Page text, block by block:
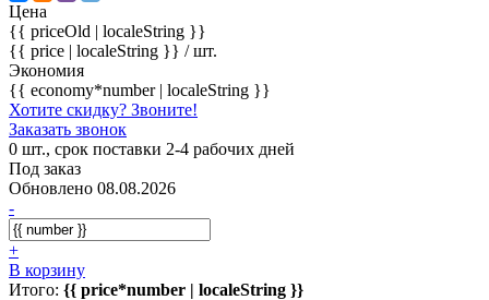
Цена
{{ priceOld | localeString }}
{{ price | localeString }} / шт.
Экономия
{{ economy*number | localeString }}
Хотите скидку? Звоните!
Заказать звонок
0 шт., срок поставки 2-4 рабочих дней
Под заказ
Обновлено 08.08.2026
-
+
В корзину
Итого: {{ price*number | localeString }}